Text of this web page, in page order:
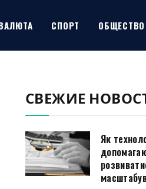
СПОРТ ОБЩЕСТВО
СВЕЖИЕ
Як